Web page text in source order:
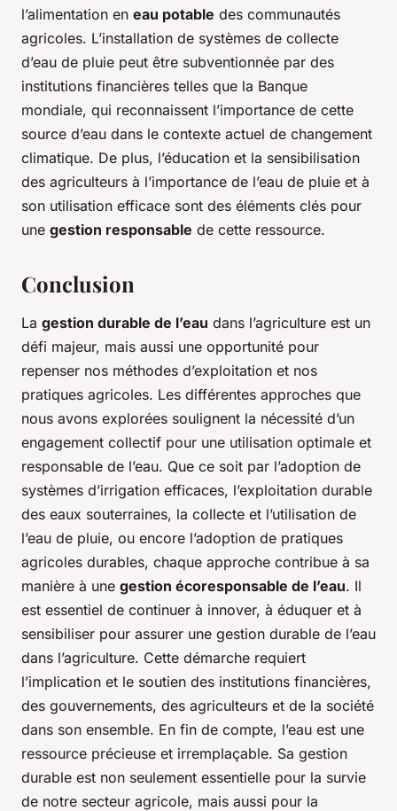
l’alimentation en eau potable des communautés
agricoles. L’installation de systèmes de collecte
d’eau de pluie peut être subventionnée par des
institutions financières telles que la Banque
mondiale, qui reconnaissent l’importance de cette
source d’eau dans le contexte actuel de changement
climatique. De plus, l’éducation et la sensibilisation
des agriculteurs à l’importance de l’eau de pluie et à
son utilisation efficace sont des éléments clés pour
une gestion responsable de cette ressource.
Conclusion
La gestion durable de l’eau dans l’agriculture est un
défi majeur, mais aussi une opportunité pour
repenser nos méthodes d’exploitation et nos
pratiques agricoles. Les différentes approches que
nous avons explorées soulignent la nécessité d’un
engagement collectif pour une utilisation optimale et
responsable de l’eau. Que ce soit par l’adoption de
systèmes d’irrigation efficaces, l’exploitation durable
des eaux souterraines, la collecte et l’utilisation de
l’eau de pluie, ou encore l’adoption de pratiques
agricoles durables, chaque approche contribue à sa
manière à une gestion écoresponsable de l’eau. Il
est essentiel de continuer à innover, à éduquer et à
sensibiliser pour assurer une gestion durable de l’eau
dans l’agriculture. Cette démarche requiert
l’implication et le soutien des institutions financières,
des gouvernements, des agriculteurs et de la société
dans son ensemble. En fin de compte, l’eau est une
ressource précieuse et irremplaçable. Sa gestion
durable est non seulement essentielle pour la survie
de notre secteur agricole, mais aussi pour la